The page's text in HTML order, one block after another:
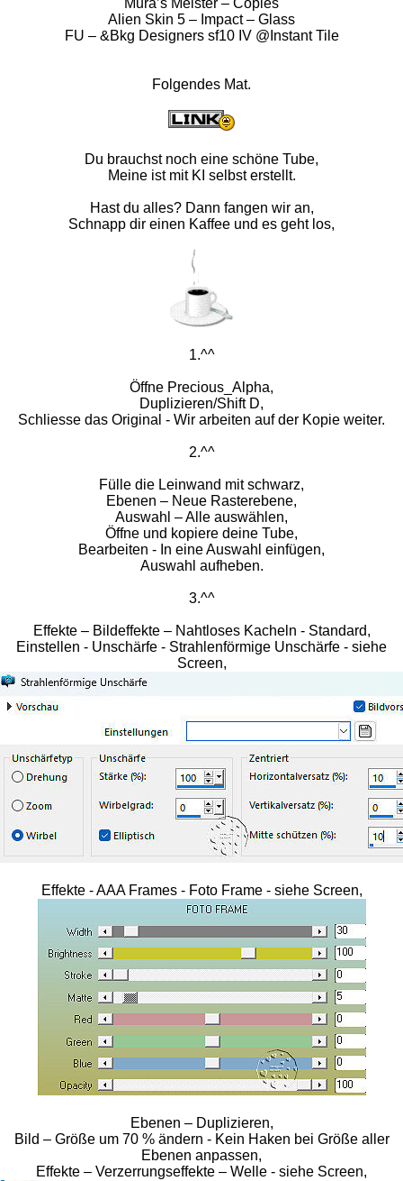
Mura’s Meister – Copies
Alien Skin 5 – Impact – Glass
FU – &Bkg Designers sf10 IV @Instant Tile
Folgendes Mat.
Du brauchst noch eine schöne Tube,
Meine ist mit KI selbst erstellt.
Hast du alles? Dann fangen wir an,
Schnapp dir einen Kaffee und es geht los,
1.^^
Öffne Precious_Alpha,
Duplizieren/Shift D,
Schliesse das Original - Wir arbeiten auf der Kopie weiter.
2.^^
Fülle die Leinwand mit schwarz,
Ebenen – Neue Rasterebene,
Auswahl – Alle auswählen,
Öffne und kopiere deine Tube,
Bearbeiten - In eine Auswahl einfügen,
Auswahl aufheben.
3.^^
Effekte – Bildeffekte – Nahtloses Kacheln - Standard,
Einstellen - Unschärfe - Strahlenförmige Unschärfe - siehe
Screen,
Effekte - AAA Frames - Foto Frame - siehe Screen,
Ebenen – Duplizieren,
Bild – Größe um 70 % ändern - Kein Haken bei Größe aller
Ebenen anpassen,
Effekte – Verzerrungseffekte – Welle - siehe Screen,